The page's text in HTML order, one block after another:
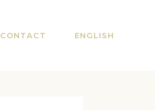
CONTACT ENGLISH